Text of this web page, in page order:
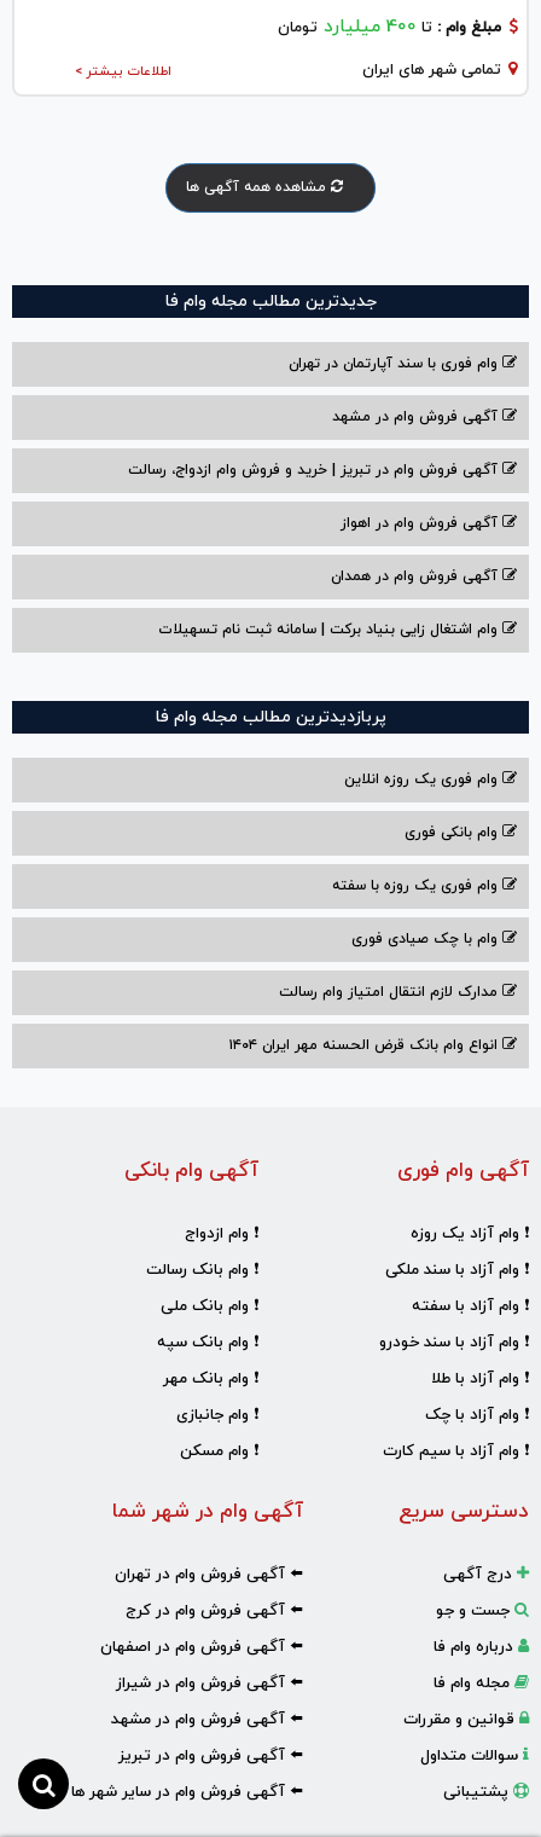
مبلغ وام : تا 400 میلیارد تومان
اطلاعات بیشتر > تمامی شهر های ایران
مشاهده همه آگهی ها
جدیدترین مطالب مجله وام فا
وام فوری با سند آپارتمان در تهران
آگهی فروش وام در مشهد
آگهی فروش وام در تبریز | خرید و فروش وام ازدواج، رسالت
آگهی فروش وام در اهواز
آگهی فروش وام در همدان
وام اشتغال زایی بنیاد برکت | سامانه ثبت نام تسهیلات
پربازدیدترین مطالب مجله وام فا
وام فوری یک روزه انلاین
وام بانکی فوری
وام فوری یک روزه با سفته
وام با‌ چک صیادی‌ فوری
مدارک لازم انتقال امتیاز وام رسالت
انواع وام بانک قرض الحسنه مهر ایران ۱۴۰۴
آگهی وام بانکی
❗ وام ازدواج
❗ وام بانک رسالت
❗ وام بانک ملی
❗ وام بانک سپه
❗ وام بانک مهر
❗ وام جانبازی
❗ وام مسکن
آگهی وام فوری
❗ وام آزاد یک روزه
❗ وام آزاد با سند ملکی
❗ وام آزاد با سفته
❗ وام آزاد با سند خودرو
❗ وام آزاد با طلا
❗ وام آزاد با چک
❗ وام آزاد با سیم کارت
آگهی وام در شهر شما
⬅️ آگهی فروش وام در تهران
⬅️ آگهی فروش وام در کرج
⬅️ آگهی فروش وام در اصفهان
⬅️ آگهی فروش وام در شیراز
⬅️ آگهی فروش وام در مشهد
⬅️ آگهی فروش وام در تبریز
⬅️ آگهی فروش وام در سایر شهر ها
دسترسی سریع
درج آگهی
جست و جو
درباره وام فا
مجله وام فا
قوانین و مقررات
سوالات متداول
پشتیبانی